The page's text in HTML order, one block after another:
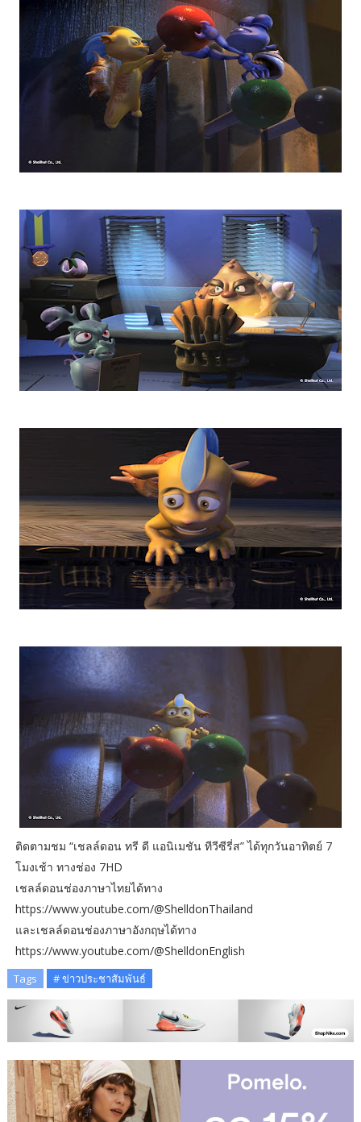
ติดตามชม “เชลล์ดอน ทรี ดี แอนิเมชัน ทีวีซีรี่ส” ได้ทุกวันอาทิตย์ 7
โมงเช้า ทางช่อง 7HD
เชลล์ดอนช่องภาษาไทยได้ทาง
https://www.youtube.com/@ShelldonThailand
และเชลล์ดอนช่องภาษาอังกฤษได้ทาง
https://www.youtube.com/@ShelldonEnglish
Tags # ข่าวประชาสัมพันธ์